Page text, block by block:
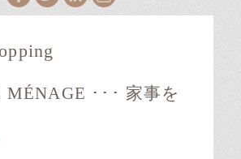
Facebook
TwitterLinkedIn
Instagram
MÉNAGE ･･･ 家事を